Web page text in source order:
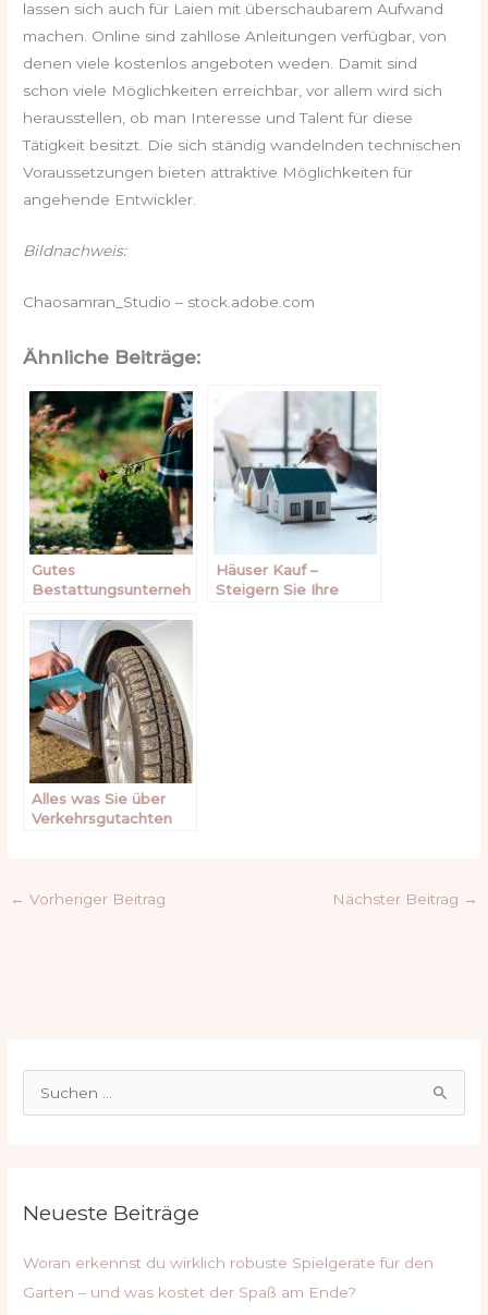
lassen sich auch für Laien mit überschaubarem Aufwand
machen. Online sind zahllose Anleitungen verfügbar, von
denen viele kostenlos angeboten weden. Damit sind
schon viele Möglichkeiten erreichbar, vor allem wird sich
herausstellen, ob man Interesse und Talent für diese
Tätigkeit besitzt. Die sich ständig wandelnden technischen
Voraussetzungen bieten attraktive Möglichkeiten für
angehende Entwickler.
Bildnachweis:
Chaosamran_Studio – stock.adobe.com
Ähnliche Beiträge:
Gutes
Bestattungsunterneh
Vorbereitung für eine
würdige Bestattung
Häuser Kauf –
Steigern Sie Ihre
Alles was Sie über
Verkehrsgutachten
← Vorheriger Beitrag Nächster Beitrag →
e
n
a
Neueste Beiträge
Woran erkennst du wirklich robuste Spielgeräte für den
Garten – und was kostet der Spaß am Ende?